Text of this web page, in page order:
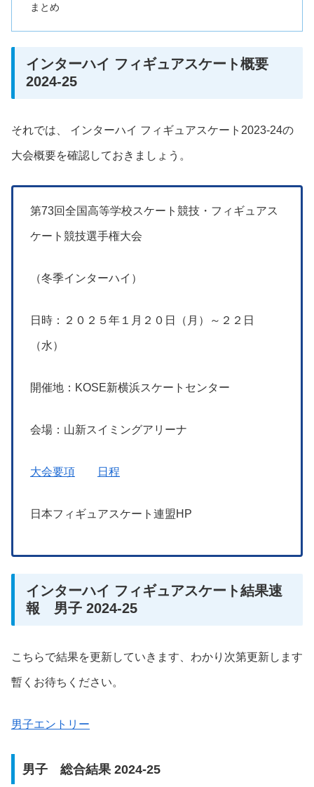
まとめ
インターハイ フィギュアスケート概要
2024-25
それでは、 インターハイ フィギュアスケート2023-24の
大会概要を確認しておきましょう。
第73回全国高等学校スケート競技・フィギュアス
ケート競技選手権大会
（冬季インターハイ）
日時：２０２５年１月２０日（月）～２２日
（水）
開催地：KOSE新横浜スケートセンター
会場：山新スイミングアリーナ
大会要項 日程
日本フィギュアスケート連盟HP
インターハイ フィギュアスケート結果速
報 男子 2024-25
こちらで結果を更新していきます、わかり次第更新します
暫くお待ちください。
男子エントリー
男子 総合結果 2024-25